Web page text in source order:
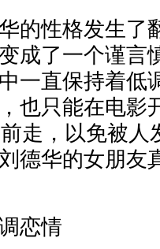
的性格发生了
成了一个谨言
一直保持着低
也只能在电影
走，以免被人
德华的女朋友
恋情‌